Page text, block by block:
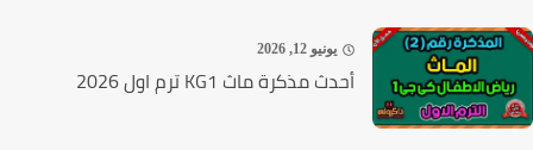
يونيو 12, 2026
أحدث مذكرة ماث KG1 ترم اول 2026